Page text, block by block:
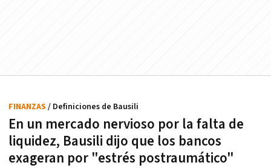
En un mercado nervioso por la falta de
liquidez, Bausili dijo que los bancos
exageran por "estrés postraumático"
FINANZAS / Definiciones de Bausili